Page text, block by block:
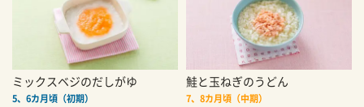
ミックスベジのだしがゆ
5、6カ月頃（初期）
鮭と玉ねぎのうどん
7、8カ月頃（中期）